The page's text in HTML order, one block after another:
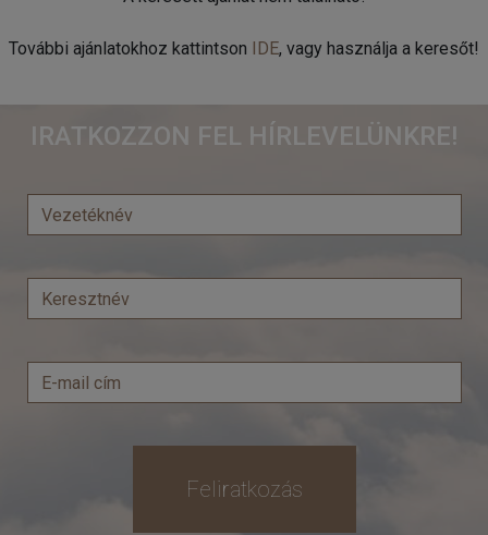
További ajánlatokhoz kattintson IDE, vagy használja a keresőt!
IRATKOZZON FEL HÍRLEVELÜNKRE!
Feliratkozás